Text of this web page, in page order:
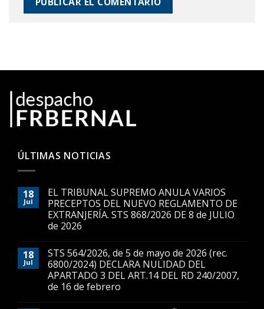
ÚLTIMAS NOTICIAS
18
Jul
EL TRIBUNAL SUPREMO ANULA VARIOS
PRECEPTOS DEL NUEVO REGLAMENTO DE
EXTRANJERÍA. STS 868/2026 DE 8 de JULIO
de 2026
18
Jul
STS 564/2026, de 5 de mayo de 2026 (rec.
6800/2024) DECLARA NULIDAD DEL
APARTADO 3 DEL ART.14 DEL RD 240/2007,
de 16 de febrero